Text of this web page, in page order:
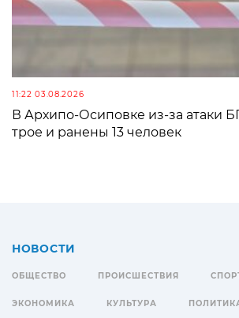
11:22 03.08.2026
В Архипо-Осиповке из-за атаки
трое и ранены 13 человек
НОВОСТИ
ОБЩЕСТВО ПРОИСШЕСТВИЯ
ЭКОНОМИКА КУЛЬТУРА